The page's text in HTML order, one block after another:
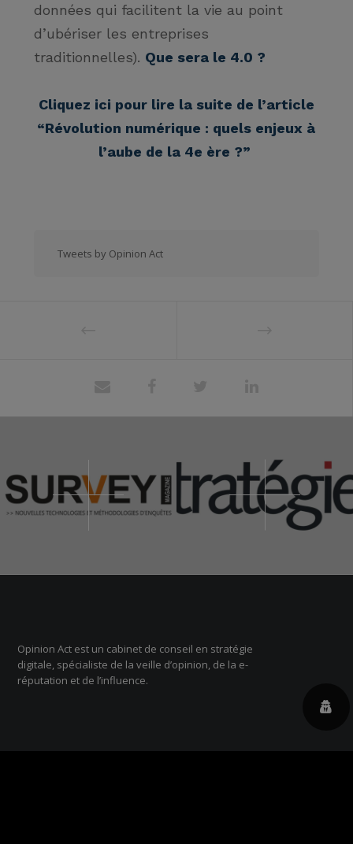
données qui facilitent la vie au point
d’ubériser les entreprises
traditionnelles). Que sera le 4.0 ?
Cliquez ici pour lire la suite de l’article
“Révolution numérique : quels enjeux à
l’aube de la 4e ère ?”
Tweets by Opinion Act
Opinion Act est un cabinet de conseil en stratégie
digitale, spécialiste de la veille d’opinion, de la e-
réputation et de l’influence.